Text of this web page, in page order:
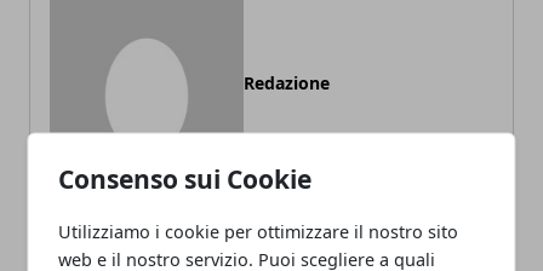
Consenso sui Cookie
Utilizziamo i cookie per ottimizzare il nostro sito
web e il nostro servizio. Puoi scegliere a quali
Redazione